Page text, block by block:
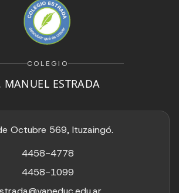
COLEGIO
MANUEL ESTRADA
Octubre 569, Ituzaingó.
4458-4778
4458-1099